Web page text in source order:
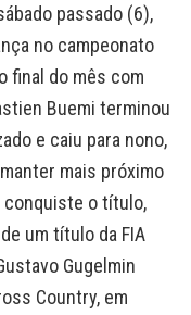
passado (6),
no campeonato
final do mês com
Buemi terminou
e caiu para nono,
mais próximo
conquiste o título,
um título da FIA
Gugelmin
Country, em